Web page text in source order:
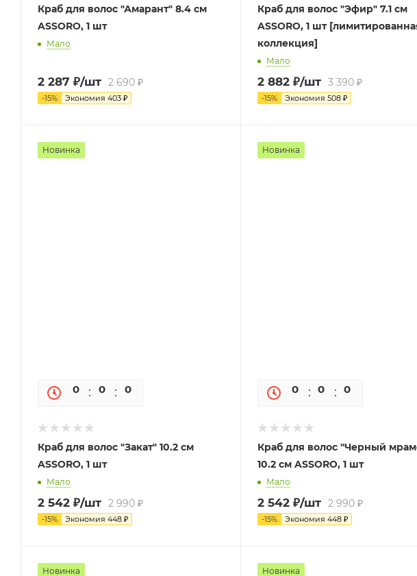
Краб для волос "Амарант" 8.4 см
ASSORO, 1 шт
Мало
2 287 ₽/шт 2 690 ₽
-15% Экономия 403 ₽
Краб для волос "Эфир" 7.1 см
ASSORO, 1 шт [лимитированная
коллекция]
Мало
2 882₽/шт 3 390₽
-15% Экономия 508₽
Новинка
0 0 0
Краб для волос "Закат" 10.2 см
ASSORO, 1 шт
Мало
2 542 ₽/шт 2 990 ₽
-15% Экономия 448 ₽
Новинка
0 0 0
Краб для волос "Черный
10.2 см ASSORO, 1 шт
Мало
2 542₽/шт 2 990₽
-15% Экономия 448₽
Новинка Новинка